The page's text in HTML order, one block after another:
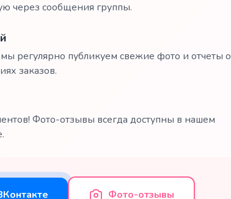
через сообщения группы.
регулярно публикуем свежие фото и отчеты о
заказов.
Фото-отзывы всегда доступны в нашем
Фото-отзывы